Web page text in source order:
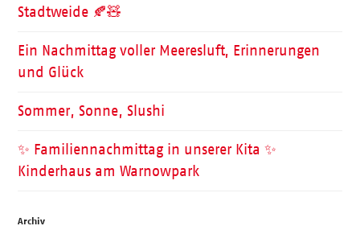
Stadtweide 🍂🧸
Ein Nachmittag voller Meeresluft, Erinnerungen
und Glück
Sommer, Sonne, Slushi
✨ Familiennachmittag in unserer Kita ✨
Kinderhaus am Warnowpark
Archiv